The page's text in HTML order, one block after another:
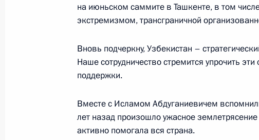
Стенограмма заседания Совета глав
Шанхайской организации
10 июля 2015 года, 12:20
Встреча с Президентом Узбекистана
10 июля 2015 года, 09:30
на июньском саммите в Ташкенте, в том
экстремизмом, трансграничной
Вновь подчеркну, Узбекистан –
Наше сотрудничество стремится упрочить
поддержки.
Вместе с Исламом Абдуганиевичем
лет назад произошло ужасное
активно помогала вся страна.